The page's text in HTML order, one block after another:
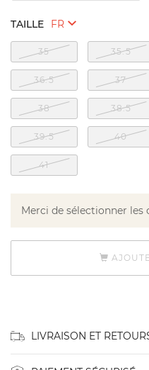
TAILLE
35 35.5
36.5 37
38 38.5
39.5 40
41
Merci de sélectionner
LIVRAISON ET